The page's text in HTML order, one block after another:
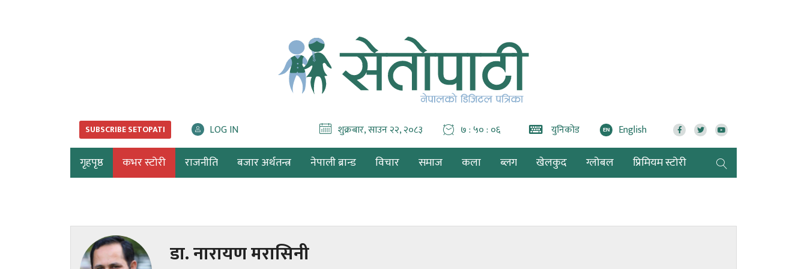
SUBSCRIBE SETOPATI LOG IN शुक्रबार, साउन २२, २०८३ ७ : ५० : ०६ युनिकोड EN English
गृहपृष्ठ कभर स्टोरी राजनीति बजार अर्थतन्त्र नेपाली ब्रान्ड विचार समाज कला ब्लग खेलकुद ग्लोबल प्रिमियम स्टोरी
डा. नारायण मरासिनी